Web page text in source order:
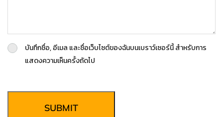
บันทึกชื่อ, อีเมล และชื่อเว็บไซต์ของฉันบนเบราว์เซอร์นี้ สำหรับการ
แสดงความเห็นครั้งถัดไป
SUBMIT